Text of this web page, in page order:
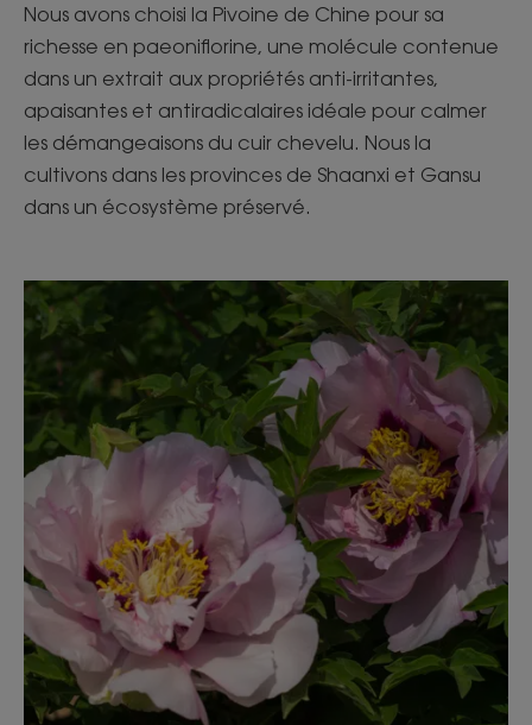
Nous avons choisi la Pivoine de Chine pour sa
richesse en paeoniflorine, une molécule contenue
dans un extrait aux propriétés anti-irritantes,
apaisantes et antiradicalaires idéale pour calmer
les démangeaisons du cuir chevelu. Nous la
cultivons dans les provinces de Shaanxi et Gansu
dans un écosystème préservé.